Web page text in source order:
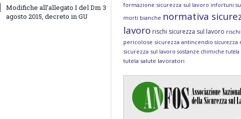
Modifiche all’allegato I del Dm 3
agosto 2015, decreto in GU
formazione sicurezza sul lavoro infortuni
morti bianche normativa
lavoro rischi sicurezza sul lavoro
pericolose sicurezza antincendio sicurezza
sicurezza sul lavoro sostanze chimiche tutela
tutela salute lavoratori